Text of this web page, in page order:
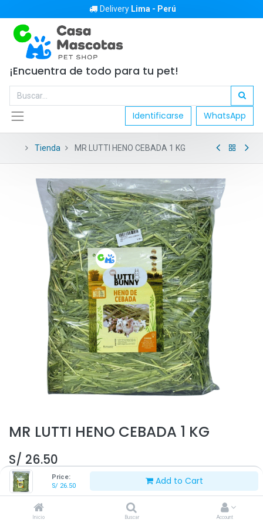
Price:
S/ 26.50 Add to Cart
Inicio Buscar Account
Delivery Lima - Perú
¡Encuentra de todo para tu pet!
Identificarse WhatsApp
Tienda MR LUTTI HENO CEBADA 1 KG
MR LUTTI HENO CEBADA 1 KG
S/ 26.50